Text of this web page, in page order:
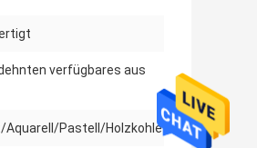
verfügbares aus
Pastell/Holzkohle